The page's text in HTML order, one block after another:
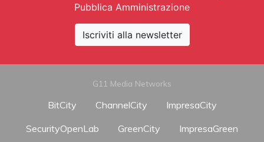
Pubblica Amministrazione
Iscriviti alla newsletter
G11 Media Networks
BitCity ChannelCity
ImpresaCity
SecurityOpenLab
GreenCity
ImpresaGreen